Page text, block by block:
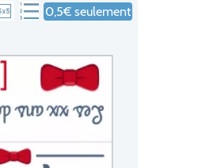
0,5€ seulement